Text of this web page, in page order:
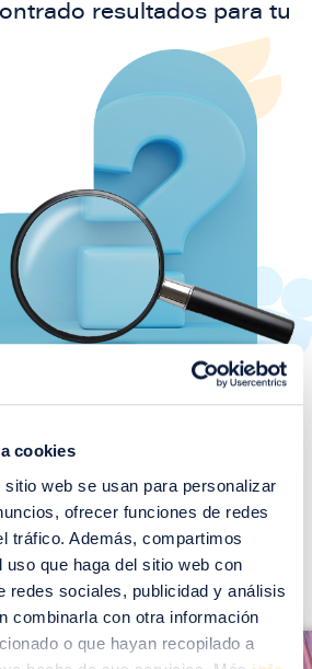
cookies
web se usan para personalizar
ofrecer funciones de redes
tráfico. Además, compartimos
uso que haga del sitio web con
redes sociales, publicidad y análisis
combinarla con otra información
o que hayan recopilado a
resultados para tu
nuestros